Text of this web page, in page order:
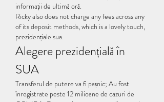
informații de ultimă oră.
Ricky also does not charge any fees across any
of its deposit methods, which is a lovely touch,
prezidențiale sua.
Alegere prezidențială în
SUA
Transferul de putere va fi pașnic; Au fost
înregistrate peste 12 milioane de cazuri de